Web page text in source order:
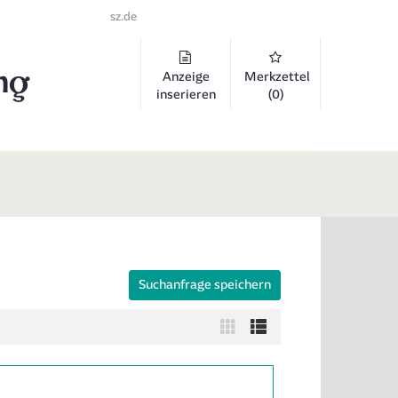
sz.de
Anzeige
inserieren
Merkzettel
(0)
und Links zu öffnen. Mit Pfeil rechts klappen Sie
Suchanfrage speichern